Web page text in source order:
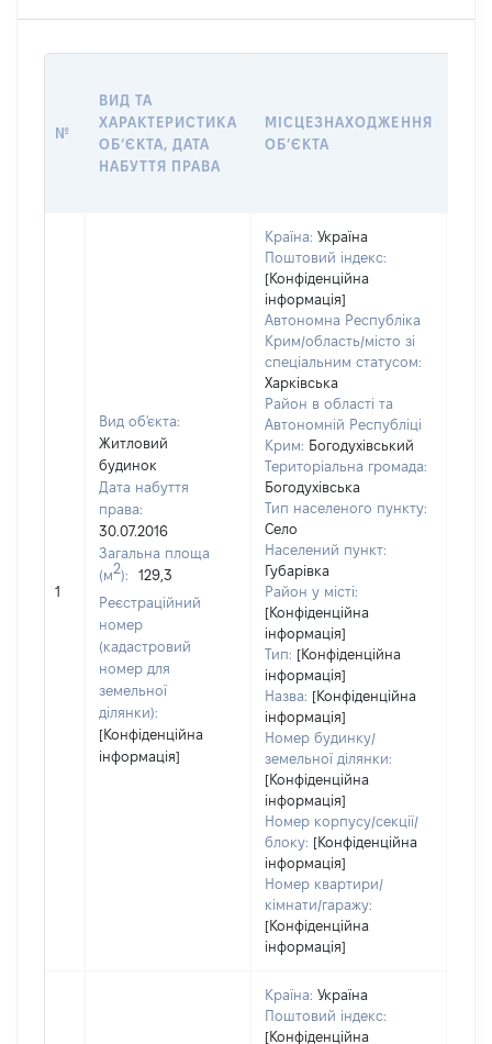
№
ВИД ТА
ХАРАКТЕРИСТИКА
ОБʼЄКТА, ДАТА
НАБУТТЯ ПРАВА
МІСЦЕЗНАХОДЖЕННЯ
ОБʼЄКТА
1
Вид об'єкта:
Житловий
будинок
Дата набуття
права:
30.07.2016
Загальна площа
(м2):
129,3
Реєстраційний
номер
(кадастровий
номер для
земельної
ділянки):
[Конфіденційна
інформація]
Країна: Україна
Поштовий індекс:
[Конфіденційна
інформація]
Автономна Республіка
Крим/область/місто зі
спеціальним статусом:
Харківська
Район в області та
Автономній Республіці
Крим: Богодухівський
Територіальна громада:
Богодухівська
Тип населеного пункту:
Село
Населений пункт:
Губарівка
Район у місті:
[Конфіденційна
інформація]
Тип: [Конфіденційна
інформація]
Назва: [Конфіденційна
інформація]
Номер будинку/
земельної ділянки:
[Конфіденційна
інформація]
Номер корпусу/секції/
блоку: [Конфіденційна
інформація]
Номер квартири/
кімнати/гаражу:
[Конфіденційна
інформація]
Країна: Україна
Поштовий індекс:
[Конфіденційна